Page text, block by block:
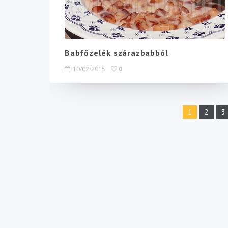
Babfőzelék szárazbabból
10/02/2015 0
1 2 3